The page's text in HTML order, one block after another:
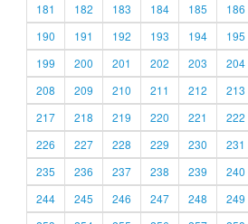
181
182 183 184 185 186
190
191 192 193 194 195
199
200 201 202 203 204
208
209 210 211 212 213
217
218 219 220 221 222
226
227 228 229 230 231
235
236 237 238 239 240
244
245 246 247 248 249